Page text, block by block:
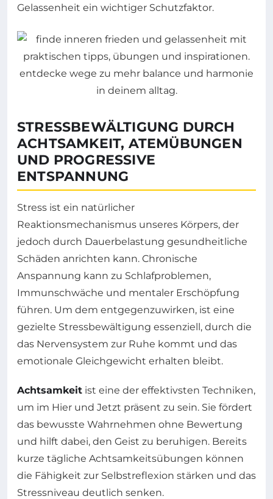
Gelassenheit ein wichtiger Schutzfaktor.
STRESSBEWÄLTIGUNG DURCH
ACHTSAMKEIT, ATEMÜBUNGEN
UND PROGRESSIVE
ENTSPANNUNG
Stress ist ein natürlicher
Reaktionsmechanismus unseres Körpers, der
jedoch durch Dauerbelastung gesundheitliche
Schäden anrichten kann. Chronische
Anspannung kann zu Schlafproblemen,
Immunschwäche und mentaler Erschöpfung
führen. Um dem entgegenzuwirken, ist eine
gezielte Stressbewältigung essenziell, durch die
das Nervensystem zur Ruhe kommt und das
emotionale Gleichgewicht erhalten bleibt.
Achtsamkeit ist eine der effektivsten Techniken,
um im Hier und Jetzt präsent zu sein. Sie fördert
das bewusste Wahrnehmen ohne Bewertung
und hilft dabei, den Geist zu beruhigen. Bereits
kurze tägliche Achtsamkeitsübungen können
die Fähigkeit zur Selbstreflexion stärken und das
Stressniveau deutlich senken.